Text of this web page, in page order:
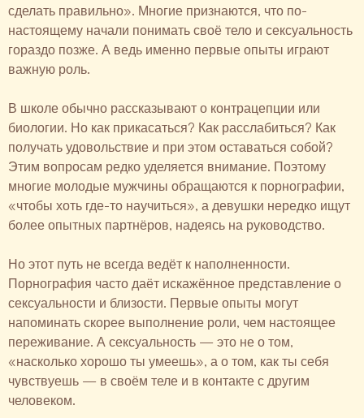
сделать правильно». Многие признаются, что по-
настоящему начали понимать своё тело и сексуальность
гораздо позже. А ведь именно первые опыты играют
важную роль.
В школе обычно рассказывают о контрацепции или
биологии. Но как прикасаться? Как расслабиться? Как
получать удовольствие и при этом оставаться собой?
Этим вопросам редко уделяется внимание. Поэтому
многие молодые мужчины обращаются к порнографии,
«чтобы хоть где-то научиться», а девушки нередко ищут
более опытных партнёров, надеясь на руководство.
Но этот путь не всегда ведёт к наполненности.
Порнография часто даёт искажённое представление о
сексуальности и близости. Первые опыты могут
напоминать скорее выполнение роли, чем настоящее
переживание. А сексуальность — это не о том,
«насколько хорошо ты умеешь», а о том, как ты себя
чувствуешь — в своём теле и в контакте с другим
человеком.